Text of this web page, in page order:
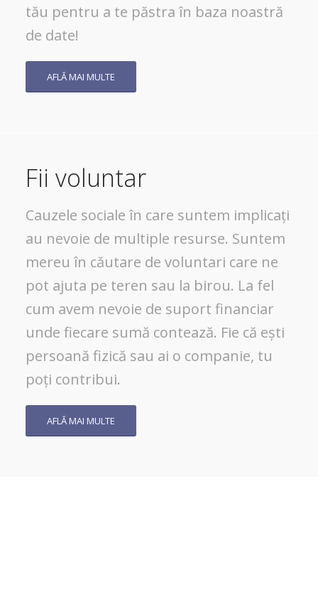
tău pentru a te păstra în baza noastră
de date!
AFLĂ MAI MULTE
Fii voluntar
Cauzele sociale în care suntem implicați
au nevoie de multiple resurse. Suntem
mereu în căutare de voluntari care ne
pot ajuta pe teren sau la birou. La fel
cum avem nevoie de suport financiar
unde fiecare sumă contează. Fie că ești
persoană fizică sau ai o companie, tu
poți contribui.
AFLĂ MAI MULTE